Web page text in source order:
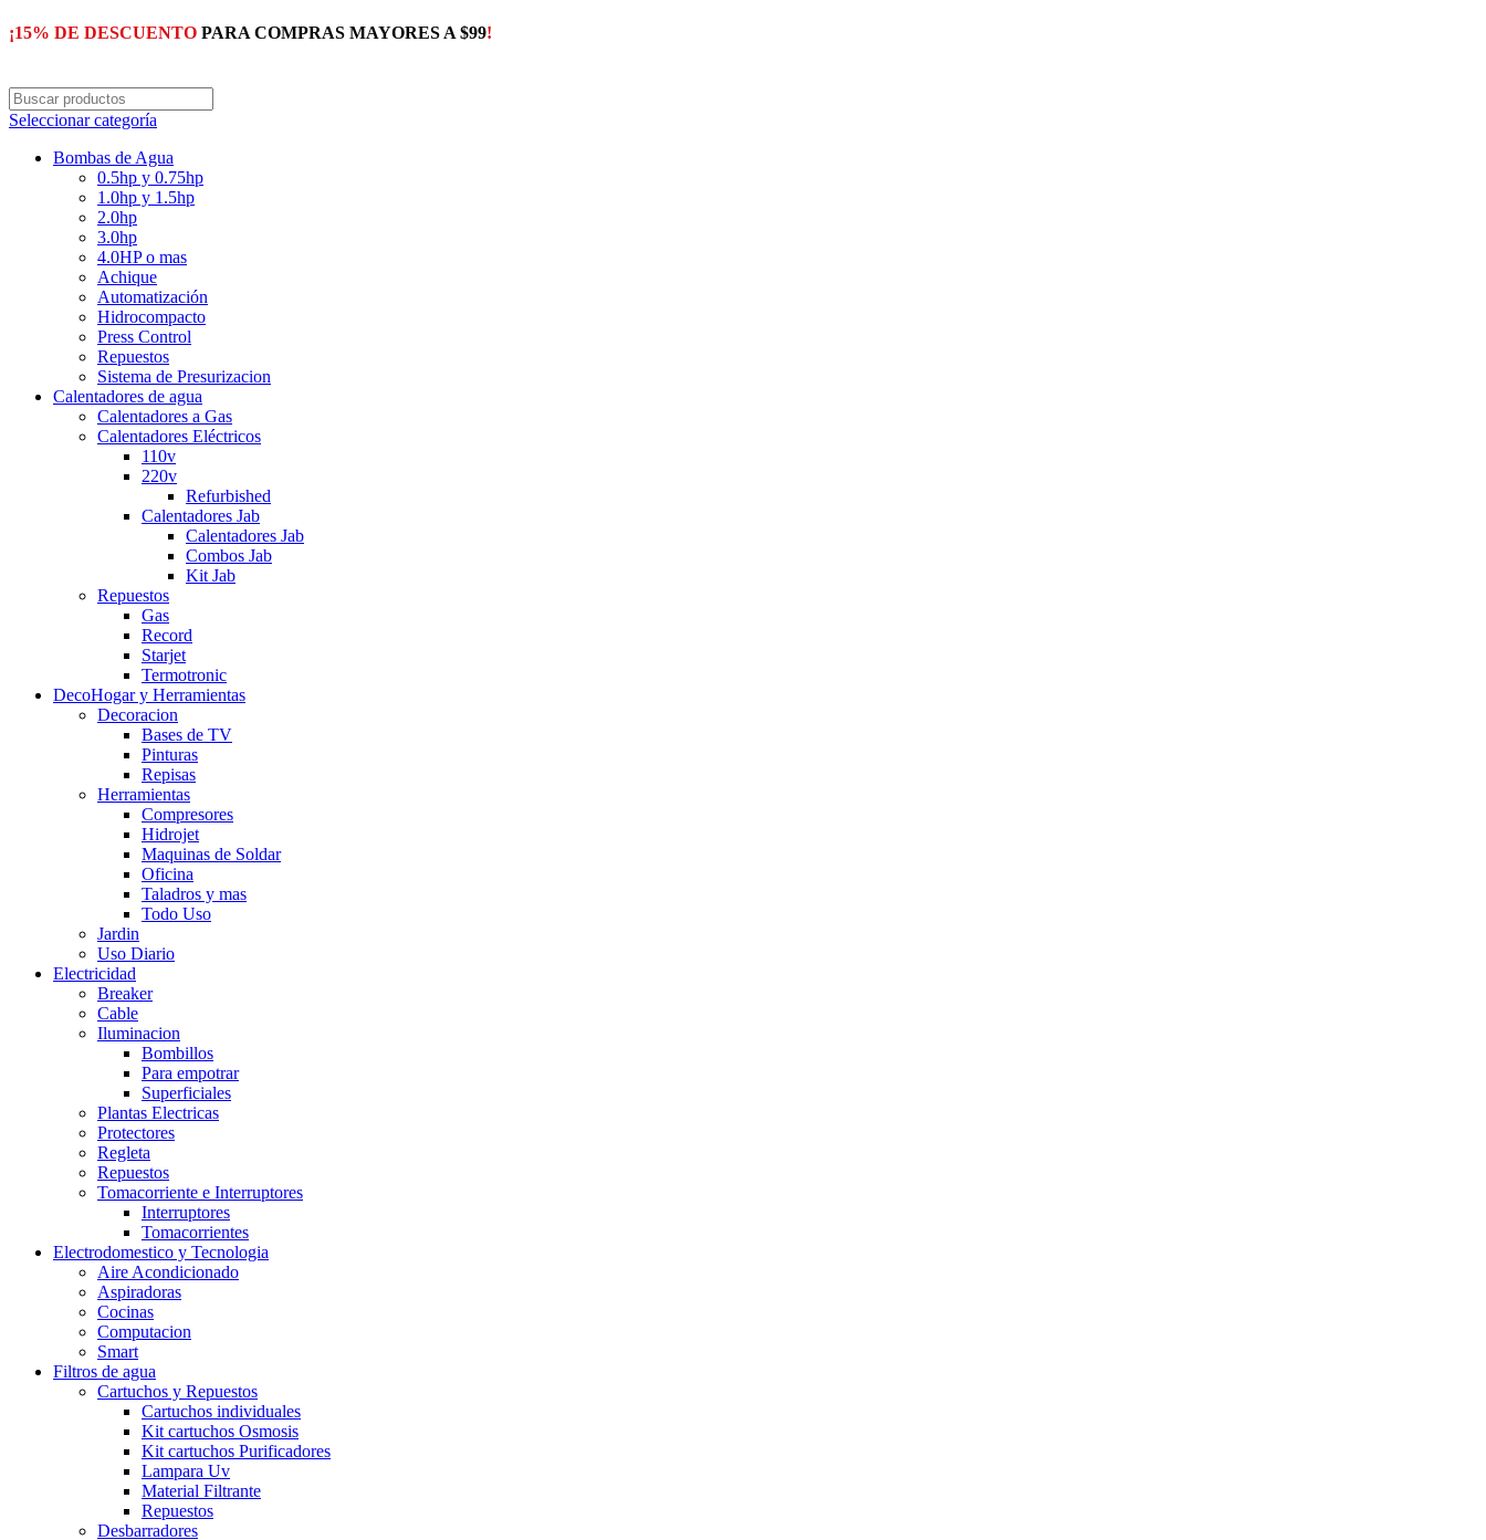
¡15% DE DESCUENTO PARA COMPRAS MAYORES A $99!
Seleccionar categoría
Bombas de Agua
0.5hp y 0.75hp
1.0hp y 1.5hp
2.0hp
3.0hp
4.0HP o mas
Achique
Automatización
Hidrocompacto
Press Control
Repuestos
Sistema de Presurizacion
Calentadores de agua
Calentadores a Gas
Calentadores Eléctricos
110v
220v
Refurbished
Calentadores Jab
Calentadores Jab
Combos Jab
Kit Jab
Repuestos
Gas
Record
Starjet
Termotronic
DecoHogar y Herramientas
Decoracion
Bases de TV
Pinturas
Repisas
Herramientas
Compresores
Hidrojet
Maquinas de Soldar
Oficina
Taladros y mas
Todo Uso
Jardin
Uso Diario
Electricidad
Breaker
Cable
Iluminacion
Bombillos
Para empotrar
Superficiales
Plantas Electricas
Protectores
Regleta
Repuestos
Tomacorriente e Interruptores
Interruptores
Tomacorrientes
Electrodomestico y Tecnologia
Aire Acondicionado
Aspiradoras
Cocinas
Computacion
Smart
Filtros de agua
Cartuchos y Repuestos
Cartuchos individuales
Kit cartuchos Osmosis
Kit cartuchos Purificadores
Lampara Uv
Material Filtrante
Repuestos
Desbarradores